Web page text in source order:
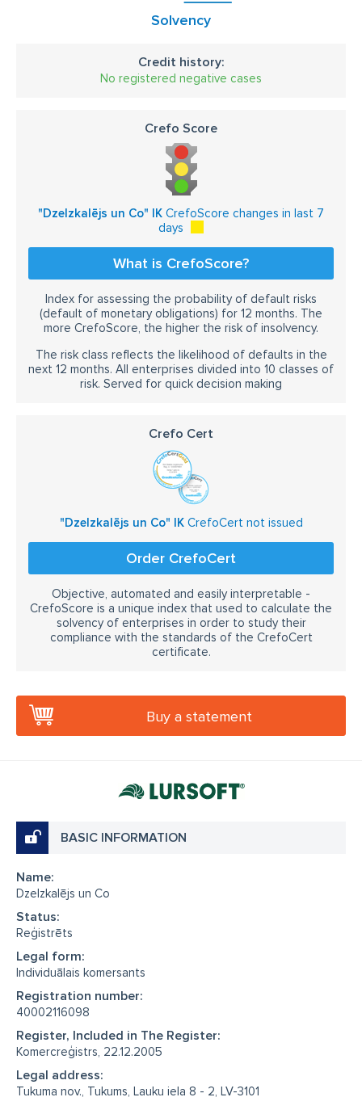
Solvency
Credit history:
No registered negative cases
Crefo Score
"Dzelzkalējs un Co" IK CrefoScore changes in last 7
days
What is CrefoScore?
Index for assessing the probability of default risks
(default of monetary obligations) for 12 months. The
more CrefoScore, the higher the risk of insolvency.
The risk class reflects the likelihood of defaults in the
next 12 months. All enterprises divided into 10 classes of
risk. Served for quick decision making
Crefo Cert
"Dzelzkalējs un Co" IKCrefoCert not issued
Order CrefoCert
Objective, automated and easily interpretable -
CrefoScore is a unique index that used to calculate the
solvency of enterprises in order to study their
compliance with the standards of the CrefoCert
certificate.
Buy a statement
BASIC INFORMATION
Name:
Dzelzkalējs un Co
Status:
Reģistrēts
Legal form:
Individuālais komersants
Registration number:
40002116098
Register, Included in The Register:
Komercreģistrs, 22.12.2005
Legal address:
Tukuma nov., Tukums, Lauku iela 8 - 2, LV-3101